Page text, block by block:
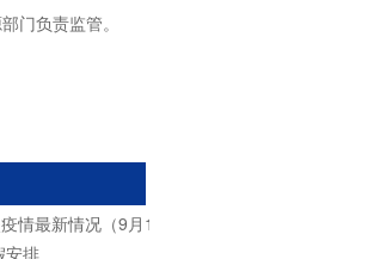
门负责监管。
情最新情况（9月13日）
安排